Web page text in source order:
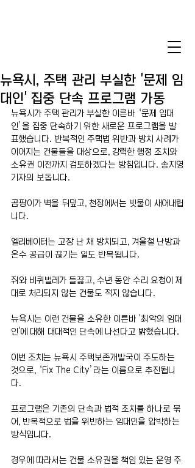
뉴욕시, 주택 관리 부실한 '문제 임
대인' 집중 단속 프로그램 가동
뉴욕시가 주택 관리가 부실한 이른바 ‘문제 임대
인’을 집중 단속하기 위한 새로운 프로그램을 발
표했습니다. 반복적인 주택법 위반과 방치 사례가
이어지는 건물들을 대상으로, 강력한 행정 조치와
소유권 이전까지 검토하겠다는 방침입니다. 송지영
기자의 보돕니다.
곰팡이가 벽을 뒤덮고, 천장에서는 빗물이 새어내립
니다.
엘리베이터는 고장 난 채 방치되고, 겨울철 난방과
온수 공급이 끊기는 일도 반복됩니다.
쥐와 비퀴벌레가 들끓고, 수년 동안 수리 요청이 제
대로 처리되지 않는 건물도 적지 않습니다.
뉴욕시는 이런 건물을 소유한 이른바 '최악의 임대
인'에 대해 대대적인 단속에 나선다고 밝혔습니다.
이번 조치는 뉴욕시 주택보존개발국이 주도하는
것으로, ‘Fix The City’라는 이름으로 추진됩니
다.
프로그램은 기존의 단속과 법적 조치를 하나로 묶
어, 반복적으로 법을 위반하는 임대인을 압박하는
방식입니다.
경우에 따라서는 건물 소유권을 책임 있는 운영 주